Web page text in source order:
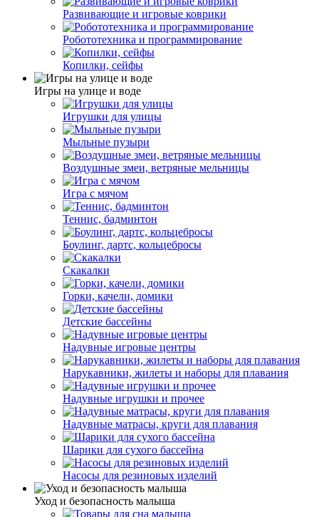
Развивающие и игровые коврики
Робототехника и программирование
Копилки, сейфы
Игры на улице и воде
Игрушки для улицы
Мыльные пузыри
Воздушные змеи, ветряные мельницы
Игра с мячом
Теннис, бадминтон
Боулинг, дартс, кольцебросы
Скакалки
Горки, качели, домики
Детские бассейны
Надувные игровые центры
Нарукавники, жилеты и наборы для плавания
Надувные игрушки и прочее
Надувные матрасы, круги для плавания
Шарики для сухого бассейна
Насосы для резиновых изделий
Уход и безопасность малыша